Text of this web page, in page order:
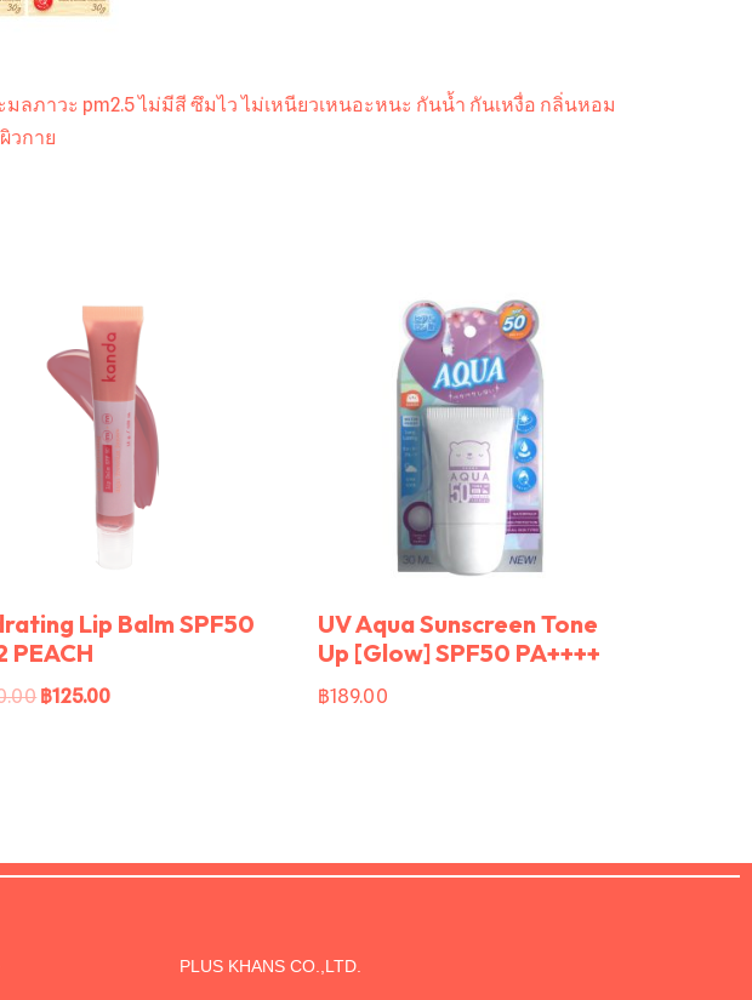
มลภาวะ pm2.5 ไม่มีสี ซึมไว ไม่เหนียวเหนอะหนะ กันน้ำ กันเหงื่อ กลิ่นหอม
วกาย
Lip Balm SPF50
PEACH
฿125.00
UV Aqua Sunscreen Tone
Up [Glow] SPF50 PA++++
฿189.00
PLUS KHANS CO.,LTD.